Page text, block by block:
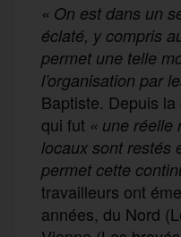
« On est dans un
éclaté, y compris
permet une telle
l’organisation par
Baptiste. Depuis
qui fut « une réelle
locaux sont restés
permet cette
travailleurs ont
années, du Nord